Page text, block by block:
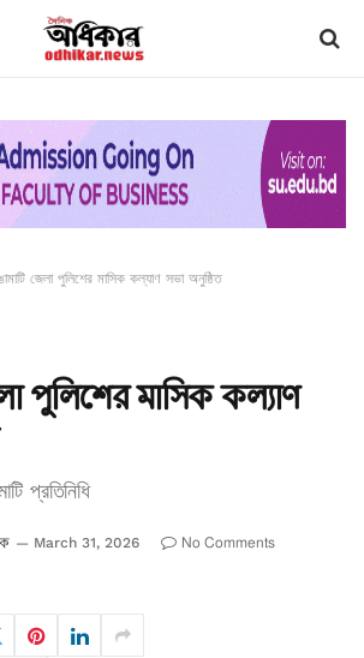
জেলা পুলিশের মাসিক কল্যাণ সভা অনুষ্ঠিত
পুলিশের মাসিক কল্যাণ
প্রতিনিধি
March 31, 2026 No Comments